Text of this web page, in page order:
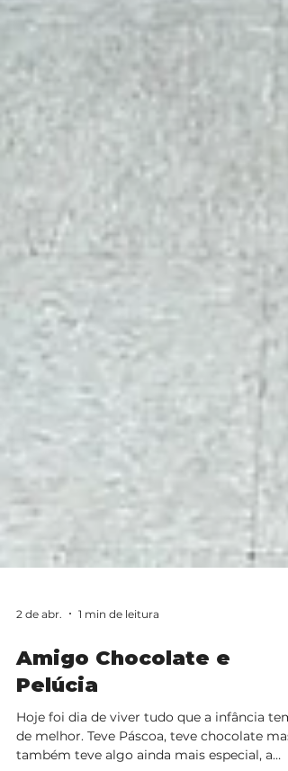
2 de abr. 1 min de leitura
Amigo Chocolate e
Pelúcia
Hoje foi dia de viver tudo que a infância tem